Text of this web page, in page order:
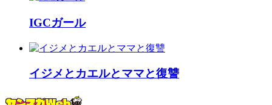
IGCガール
イジメとカエルとママと復讐